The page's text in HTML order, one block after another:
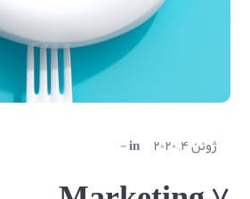
ژوئن ۴, ۲۰۲۰ in